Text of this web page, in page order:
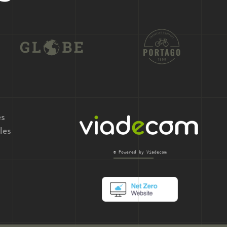
© Powered by Viadecom